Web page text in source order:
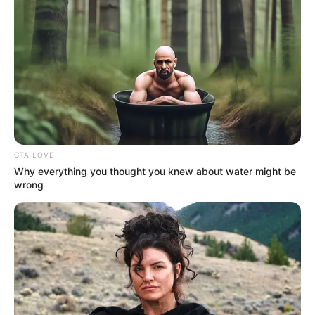
MANTÉNGASE EN ALERTA
Tenemos todas las noticias que le
interesan. Para estar bien informado, por
favor, active las notificaciones de Alerta.
ACTIVAR AHORA
TEMAS DESTACADOS
EMERGENCIAS POR LLUVIAS
FUERTES LLUVIAS
VIA AL LLANO
LIGA BETPLAY
METRO DE MEDELLÍN
CORTES DE LUZ
CORTES DE AGUA
FENÓMENO DEL NIÑO
CTA LOVE
Why everything you thought you knew about water might be
wrong